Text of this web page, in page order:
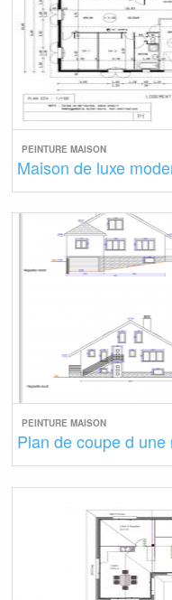
PEINTURE MAISON
Maison de luxe
PEINTURE MAISON
Plan de coupe d une